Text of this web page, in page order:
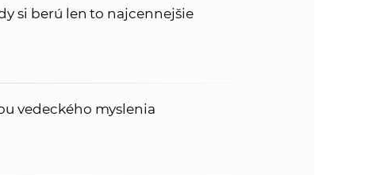
si berú len to najcennejšie
vedeckého myslenia